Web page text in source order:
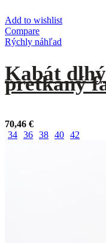
Add to wishlist
Compare
Rýchly náhľad
Kabát
pretkaný
70,46 €
34 36 38 40 42